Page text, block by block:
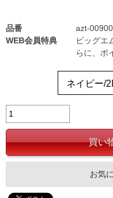
品番
azt-
WEB会員特典
ビッグエ
らに、ポ
お気